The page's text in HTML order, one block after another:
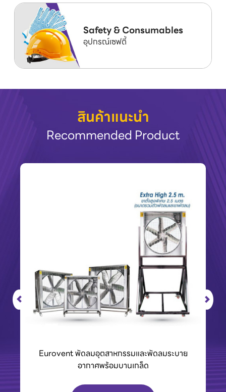
Safety & Consumables
อุปกรณ์เซฟตี้
สินค้าแนะนำ
Recommended Product
Eurovent พัดลมอุตสาหกรรมและพัดลมระบาย
อากาศพร้อมบานเกล็ด